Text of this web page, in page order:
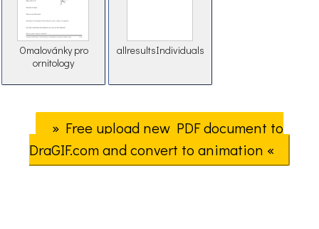
Omalovánky pro
ornitology
allresultsIndividuals
» Free upload new PDF document to
DraGIF.com and convert to animation «